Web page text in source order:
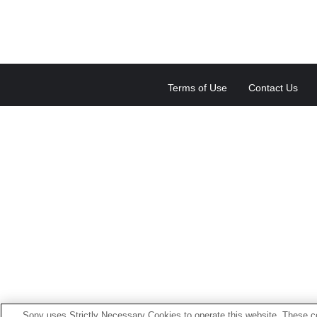
Terms of Use Contact Us